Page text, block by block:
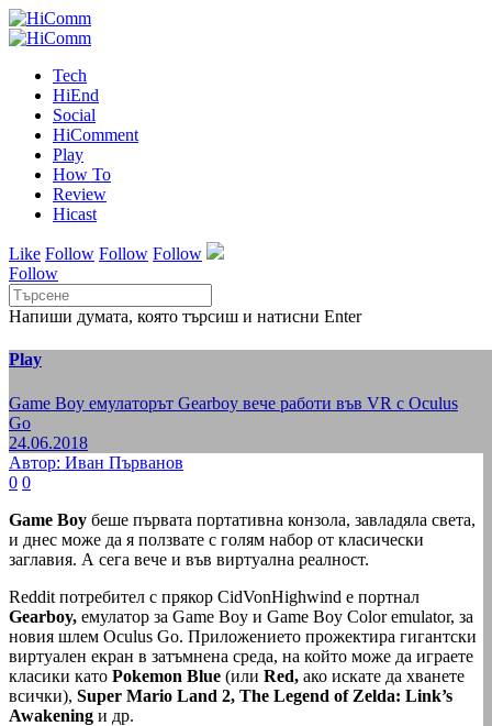
Tech
HiEnd
Social
HiComment
Play
How To
Review
Hicast
Like Follow Follow Follow
Follow
Напиши думата, която търсиш и натисни Enter
Play
Game Boy емулаторът Gearboy вече работи във VR с Oculus
Go
24.06.2018
Автор: Иван Първанов
0 0
Game Boy беше първата портативна конзола, завладяла света,
и днес може да я ползвате с голям набор от класически
заглавия. А сега вече и във виртуална реалност.
Reddit потребител с прякор CidVonHighwind е портнал
Gearboy, емулатор за Game Boy и Game Boy Color emulator, за
новия шлем Oculus Go. Приложението прожектира гигантски
виртуален екран в затъмнена среда, на който може да играете
класики като Pokemon Blue (или Red, ако искате да хванете
всички), Super Mario Land 2, The Legend of Zelda: Link’s
Awakening и др.